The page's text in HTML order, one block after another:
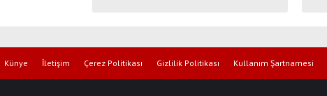
Künye İletişim Çerez Politikası Gizlilik Politikası Kullanım Şartnamesi